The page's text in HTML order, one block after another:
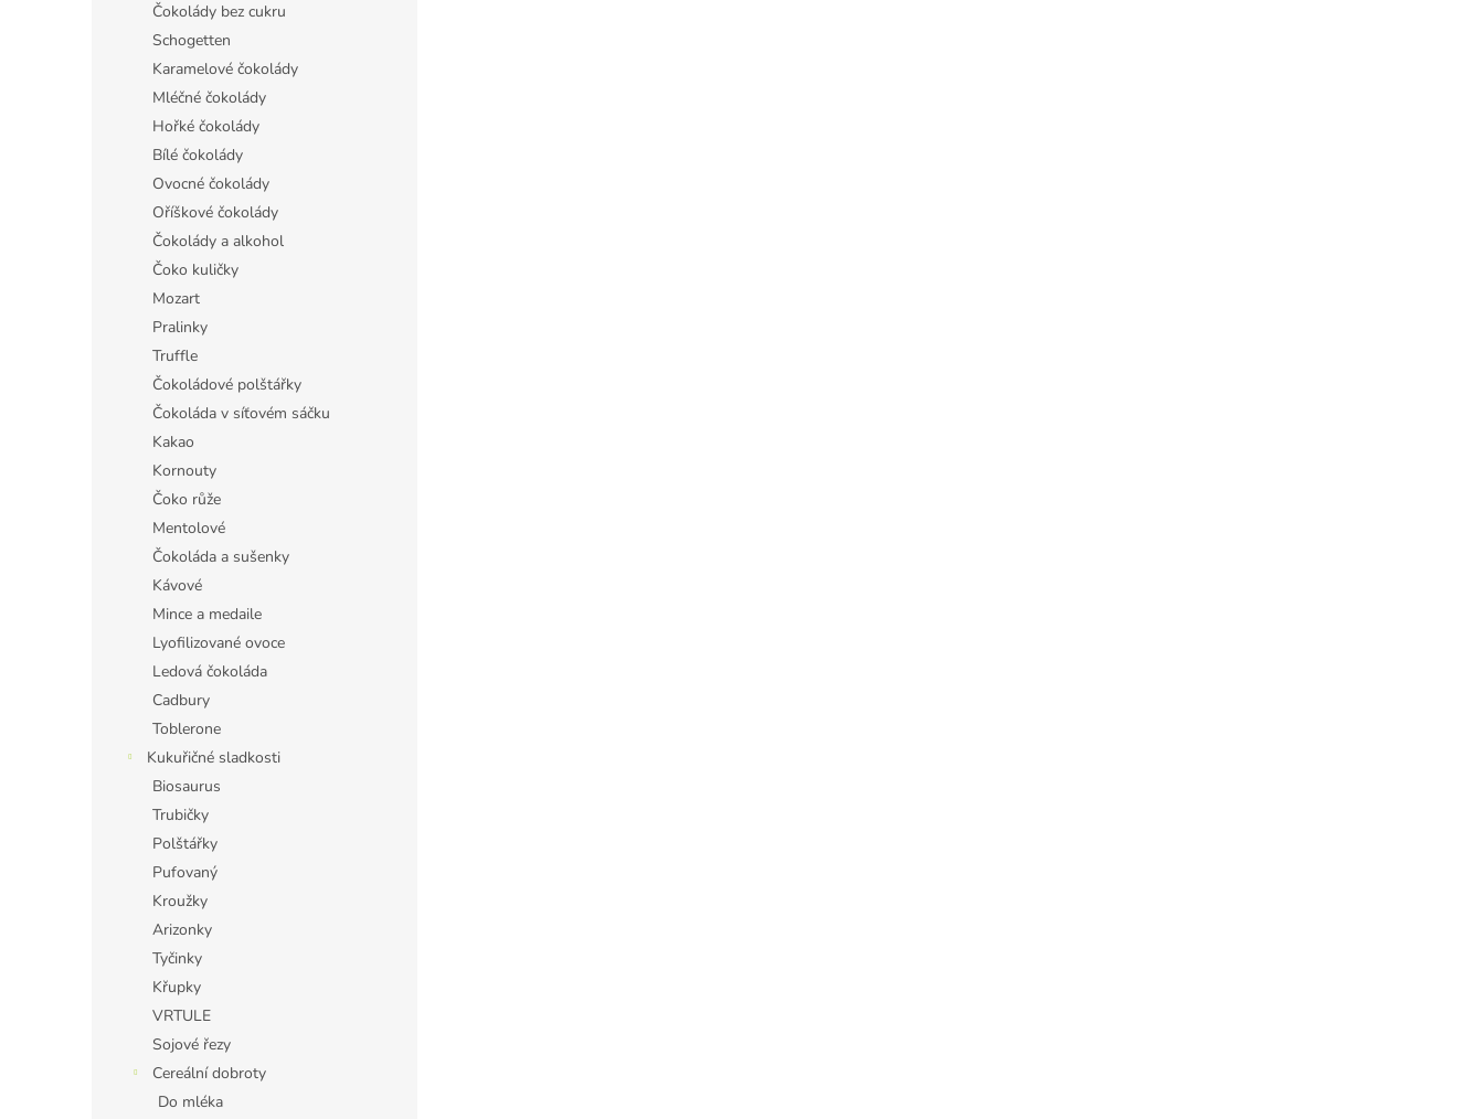
Čokolády bez cukru
Schogetten
Karamelové čokolády
Mléčné čokolády
Hořké čokolády
Bílé čokolády
Ovocné čokolády
Oříškové čokolády
Čokolády a alkohol
Čoko kuličky
Mozart
Pralinky
Truffle
Čokoládové polštářky
Čokoláda v síťovém sáčku
Kakao
Kornouty
Čoko růže
Mentolové
Čokoláda a sušenky
Kávové
Mince a medaile
Lyofilizované ovoce
Ledová čokoláda
Cadbury
Toblerone
Kukuřičné sladkosti
Biosaurus
Trubičky
Polštářky
Pufovaný
Kroužky
Arizonky
Tyčinky
Křupky
VRTULE
Sojové řezy
Cereální dobroty
Do mléka